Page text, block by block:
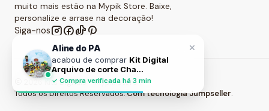
muito mais estão na Mypik Store. Baixe,
personalize e arrase na decoração!
Siga-nos
2026 Kits Digitais - Mypik Store .
Todos os Direitos Reservados.Com tecnologia Jumpseller.
×
Aline do PA
acabou de comprar Kit Digital
Arquivo de corte Cha...
✓ Compra verificada há 3 min